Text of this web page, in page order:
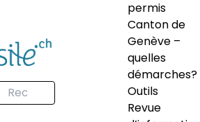
permis
Canton de
Genève –
quelles
démarches?
Outils
Revue